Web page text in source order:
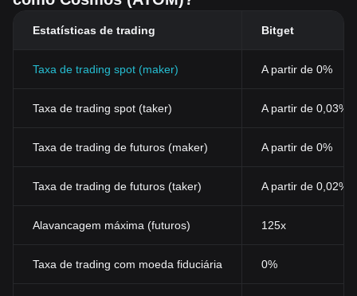
Estatísticas de trading Bitget
Taxa de trading spot (maker) A partir de 0%
Taxa de trading spot (taker) A partir de 0,03%
Taxa de trading de futuros (maker) A partir de 0%
Taxa de trading de futuros (taker) A partir de 0,02%
Alavancagem máxima (futuros) 125x
Taxa de trading com moeda fiduciária 0%